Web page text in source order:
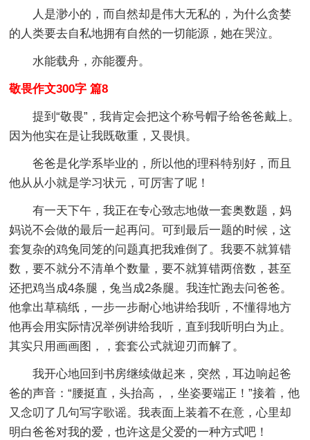
人是渺小的，而自然却是伟大无私的，为什么贪婪
的人类要去自私地拥有自然的一切能源，她在哭泣。
水能载舟，亦能覆舟。
敬畏作文300字 篇8
提到“敬畏”，我肯定会把这个称号帽子给爸爸戴上。
因为他实在是让我既敬重，又畏惧。
爸爸是化学系毕业的，所以他的理科特别好，而且
他从从小就是学习状元，可厉害了呢！
有一天下午，我正在专心致志地做一套奥数题，妈
妈说不会做的最后一起再问。可到最后一题的时候，这
套复杂的鸡兔同笼的问题真把我难倒了。我要不就算错
数，要不就分不清单个数量，要不就算错两倍数，甚至
还把鸡当成4条腿，兔当成2条腿。我连忙跑去问爸爸。
他拿出草稿纸，一步一步耐心地讲给我听，不懂得地方
他再会用实际情况举例讲给我听，直到我听明白为止。
其实只用画画图，，套套公式就迎刃而解了。
我开心地回到书房继续做起来，突然，耳边响起爸
爸的声音：“腰挺直，头抬高，，坐姿要端正！”接着，他
又念叨了几句写字歌谣。我表面上装着不在意，心里却
明白爸爸对我的爱，也许这是父爱的一种方式吧！